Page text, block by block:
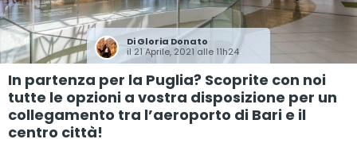
DiGloria Donato
il 21 Aprile, 2021 alle 11h24
In partenza per la Puglia? Scoprite con noi
tutte le opzioni a vostra disposizione per un
collegamento tra l’aeroporto di Bari e il
centro città!